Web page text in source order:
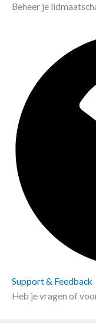
Beheer je
Support & Feedback
Heb je vragen of